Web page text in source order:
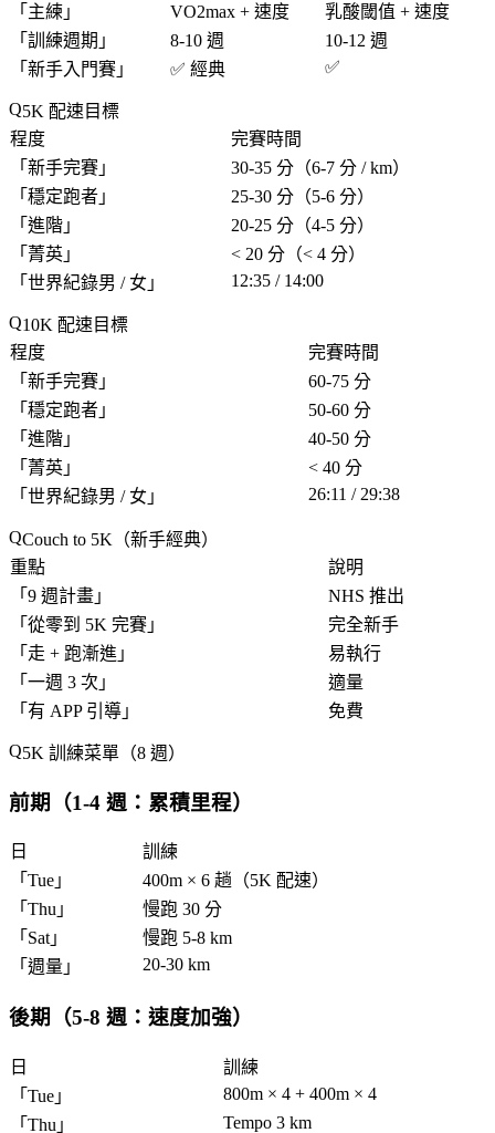
「 主練 」 VO2max + 速度
乳酸閾值 + 速度
「 訓練週期 」 8-10 週
10-12 週
「 新手入門賽 」 ✅ 經典 ✅
5K 配速目標
程度
完賽時間
「 新手完賽 」
30-35 分（6-7 分 / km）
「 穩定跑者 」
25-30 分（5-6 分）
「 進階 」
20-25 分（4-5 分）
「 菁英 」
< 20 分（< 4 分）
「 世界紀錄男 / 女 」 12:35 / 14:00
10K 配速目標
程度
完賽時間
「 新手完賽 」
60-75 分
「 穩定跑者 」
50-60 分
「 進階 」
40-50 分
「 菁英 」
< 40 分
「 世界紀錄男 / 女 」 26:11 / 29:38
Couch to 5K（新手經典）
重點
說明
「 9 週計畫 」
NHS 推出
「 從零到 5K 完賽 」
完全新手
「 走 + 跑漸進 」
易執行
「 一週 3 次 」
適量
「 有 APP 引導 」 免費
5K 訓練菜單（8 週）
前期（1-4 週：累積里程）
日
訓練
「 Tue 」
400m × 6 趟（5K 配速）
「 Thu 」
慢跑 30 分
「 Sat 」
慢跑 5-8 km
「 週量 」 20-30 km
後期（5-8 週：速度加強）
日
訓練
「 Tue 」
800m × 4 + 400m × 4
「 Thu 」 Tempo 3 km